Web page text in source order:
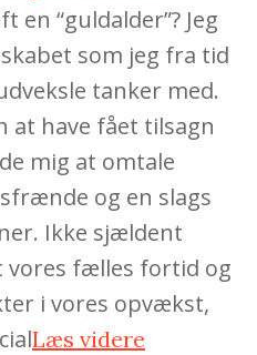
en “guldalder”? Jeg
som jeg fra tid
tanker med.
at have fået tilsagn
mig at omtale
og en slags
Ikke sjældent
vores fælles fortid og
i vores opvækst,
Læs videre